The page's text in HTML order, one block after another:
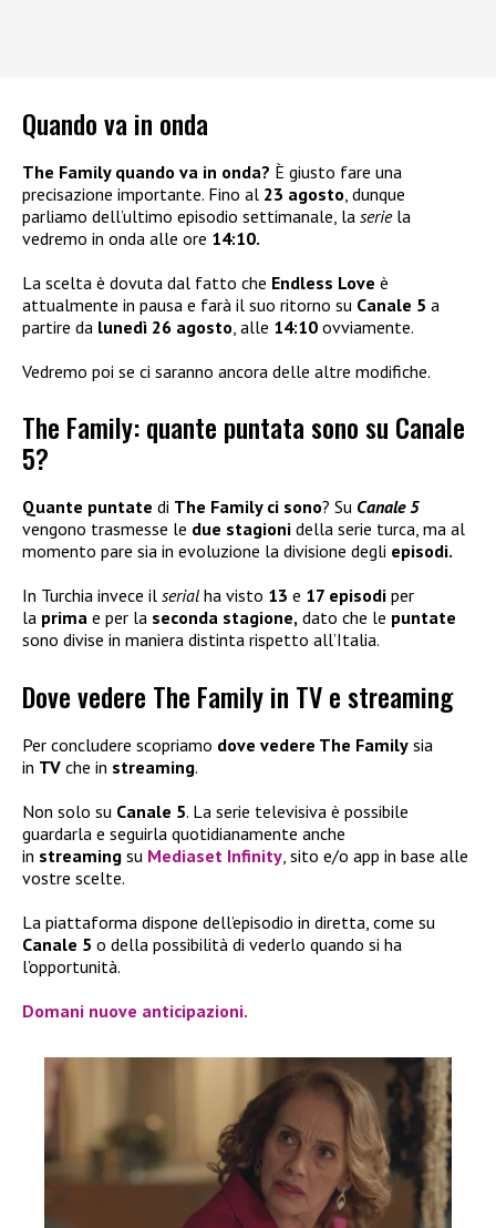
Quando va in onda
The Family quando va in onda? È giusto fare una
precisazione importante. Fino al 23 agosto , dunque
parliamo dell’ultimo episodio settimanale, la seriela
vedremo in onda alle ore 14:10.
La scelta è dovuta dal fatto che Endless Love è
attualmente in pausa e farà il suo ritorno su Canale 5 a
partire da lunedì 26 agosto , alle 14:10 ovviamente.
Vedremo poi se ci saranno ancora delle altre modifiche.
The Family: quante puntata sono su Canale
5?
Quante puntate di The Family ci sono? Su Canale 5
vengono trasmesse le due stagioni della serie turca, ma al
momento pare sia in evoluzione la divisione degli episodi.
In Turchia invece il serial ha visto 13 e 17 episodi per
la prima e per la seconda stagione, dato che le puntate
sono divise in maniera distinta rispetto all’Italia.
Dove vedere The Family in TV e streaming
Per concludere scopriamo dove vedere The Family sia
in TV che in streaming.
Non solo su Canale 5. La serie televisiva è possibile
guardarla e seguirla quotidianamente anche
in streaming su Mediaset Infinity , sito e/o app in base alle
vostre scelte.
La piattaforma dispone dell’episodio in diretta, come su
Canale 5 o della possibilità di vederlo quando si ha
l’opportunità.
Domani nuove anticipazioni.